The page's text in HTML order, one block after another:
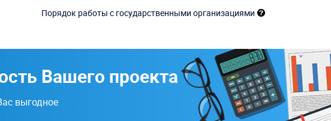
Порядок работы с государственными организациями
Вашего проекта
выгодное